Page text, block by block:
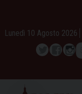
content
Lunedì 10 Agosto 2026
Twitter